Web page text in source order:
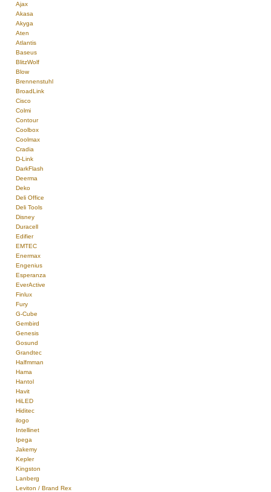
Ajax
Akasa
Akyga
Aten
Atlantis
Baseus
BlitzWolf
Blow
Brennenstuhl
BroadLink
Cisco
Colmi
Contour
Coolbox
Coolmax
Cradia
D-Link
DarkFlash
Deerma
Deko
Deli Office
Deli Tools
Disney
Duracell
Edifier
EMTEC
Enermax
Engenius
Esperanza
EverActive
Finlux
Fury
G-Cube
Gembird
Genesis
Gosund
Grandtec
Halfmman
Hama
Hantol
Havit
HiLED
Hiditec
ilogo
Intellinet
Ipega
Jakemy
Kepler
Kingston
Lanberg
Leviton / Brand Rex